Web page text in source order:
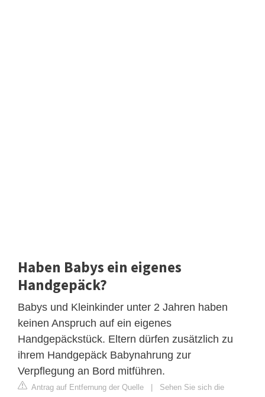
Haben Babys ein eigenes
Handgepäck?
Babys und Kleinkinder unter 2 Jahren haben
keinen Anspruch auf ein eigenes
Handgepäckstück. Eltern dürfen zusätzlich zu
ihrem Handgepäck Babynahrung zur
Verpflegung an Bord mitführen.
Antrag auf Entfernung der Quelle | Sehen Sie sich die